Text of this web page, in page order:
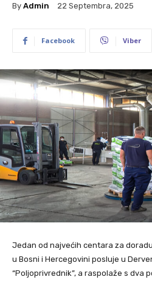
By Admin 22 Septembra, 2025
Facebook Viber
Jedan od najvećih centara za
u Bosni i Hercegovini posluje u
“Poljoprivrednik”, a raspolaže s dva